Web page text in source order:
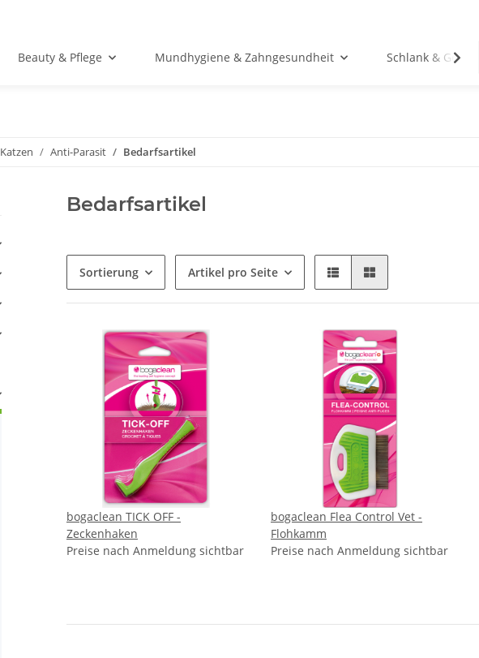
Beauty & Pflege Mundhygiene & Zahngesundheit Schlank & Gesund
Katzen Anti-Parasit Bedarfsartikel
Bedarfsartikel
Sortierung Artikel pro Seite
bogaclean TICK OFF -
Zeckenhaken
Preise nach Anmeldung sichtbar
bogaclean Flea Control Vet -
Flohkamm
Preise nach Anmeldung sichtbar